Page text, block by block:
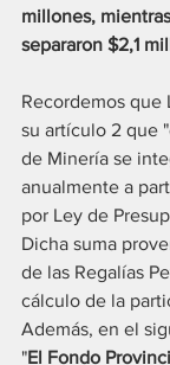
millones,
separaron $2,1
Recordemos que
su artículo 2 que
de Minería se
anualmente a
por Ley de
Dicha suma
de las Regalías
cálculo de la
Además, en el
"El Fondo